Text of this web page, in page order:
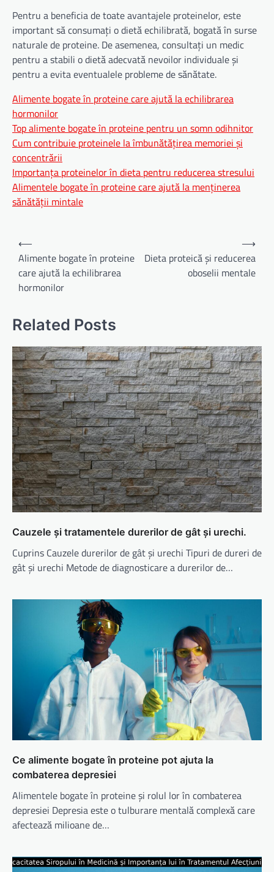
Pentru a beneficia de toate avantajele proteinelor, este
important să consumați o dietă echilibrată, bogată în surse
naturale de proteine. De asemenea, consultați un medic
pentru a stabili o dietă adecvată nevoilor individuale și
pentru a evita eventualele probleme de sănătate.
Alimente bogate în proteine care ajută la echilibrarea
hormonilor
Top alimente bogate în proteine pentru un somn odihnitor
Cum contribuie proteinele la îmbunătățirea memoriei și
concentrării
Importanța proteinelor în dieta pentru reducerea stresului
Alimentele bogate în proteine care ajută la menținerea
sănătății mintale
Navigare
în
articole
⟵
Alimente bogate în proteine
care ajută la echilibrarea
hormonilor
Dieta proteică și reducerea
oboselii mentale
⟶
Related Posts
Cauzele și tratamentele durerilor de gât și urechi.
Cuprins Cauzele durerilor de gât și urechi Tipuri de dureri de
gât și urechi Metode de diagnosticare a durerilor de…
Ce alimente bogate în proteine pot ajuta la
combaterea depresiei
Alimentele bogate în proteine și rolul lor în combaterea
depresiei Depresia este o tulburare mentală complexă care
afectează milioane de…